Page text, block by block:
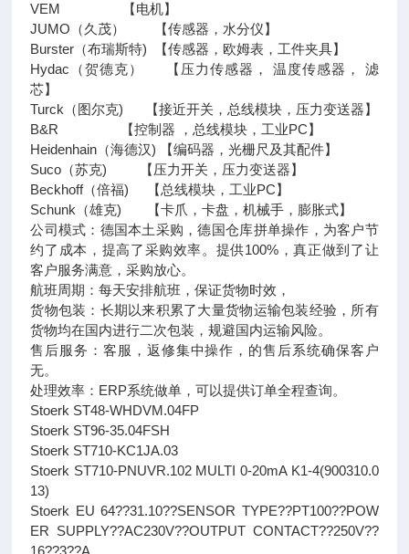
VEM 【电机】
JUMO（久茂） 【传感器，水分仪】
Burster（布瑞斯特) 【传感器，欧姆表，工件夹具】
Hydac（贺德克） 【压力传感器， 温度传感器， 滤
芯】
Turck（图尔克) 【接近开关，总线模块，压力变送器】
B&R 【控制器 ，总线模块，工业PC】
Heidenhain（海德汉) 【编码器，光栅尺及其配件】
Suco（苏克) 【压力开关，压力变送器】
Beckhoff（倍福) 【总线模块，工业PC】
Schunk（雄克) 【卡爪，卡盘，机械手，膨胀式】
公司模式：德国本土采购，德国仓库拼单操作，为客户节
约了成本，提高了采购效率。提供100%，真正做到了让
客户服务满意，采购放心。
航班周期：每天安排航班，保证货物时效，
货物包装：长期以来积累了大量货物运输包装经验，所有
货物均在国内进行二次包装，规避国内运输风险。
售后服务：客服，返修集中操作，的售后系统确保客户
无。
处理效率：ERP系统做单，可以提供订单全程查询。
Stoerk ST48-WHDVM.04FP
Stoerk ST96-35.04FSH
Stoerk ST710-KC1JA.03
Stoerk ST710-PNUVR.102 MULTI 0-20mA K1-4(900310.0
13)
Stoerk EU 64??31.10??SENSOR TYPE??PT100??POW
ER SUPPLY??AC230V??OUTPUT CONTACT??250V??
16??3??A